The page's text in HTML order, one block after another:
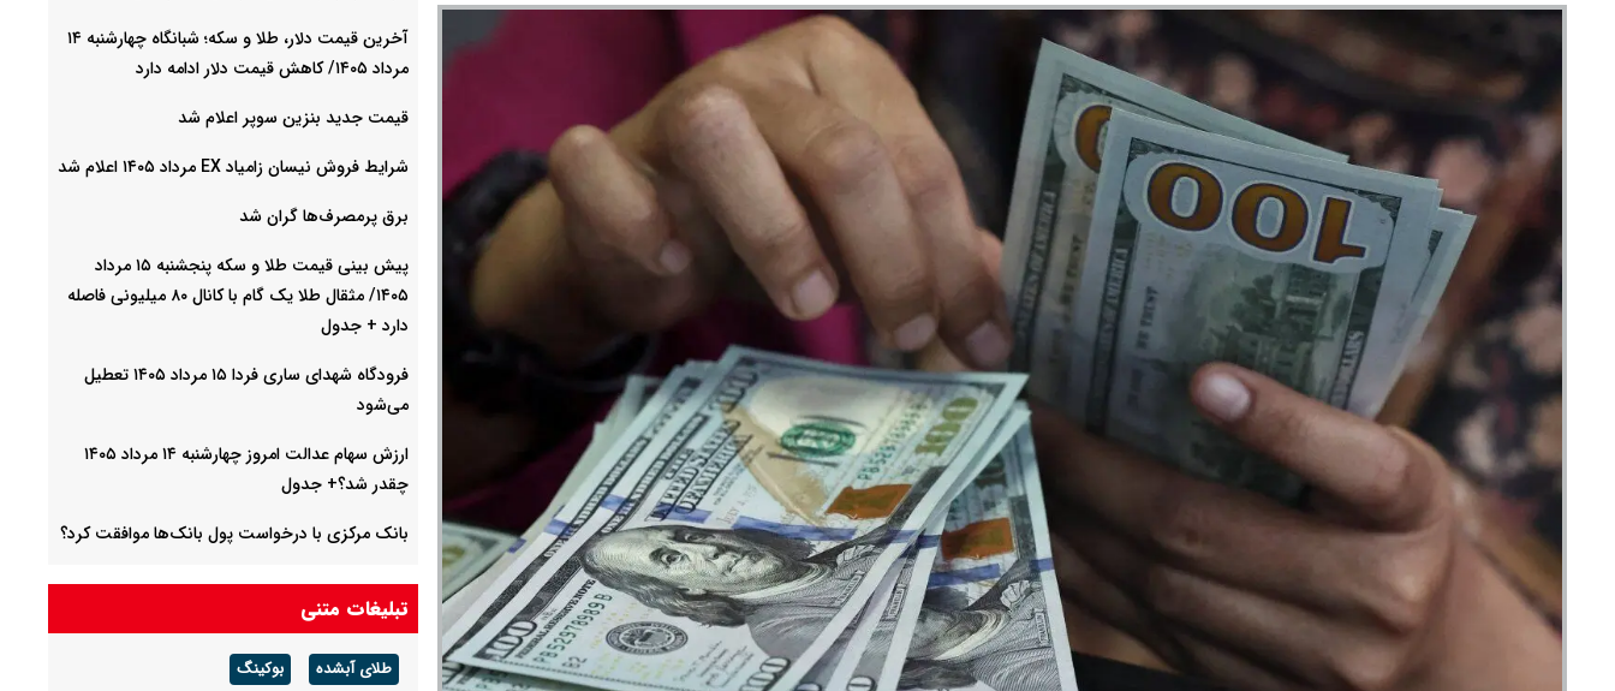
آخرین قیمت دلار، طلا و سکه؛ شبانگاه چهارشنبه ۱۴
مرداد ۱۴۰۵/ کاهش قیمت دلار ادامه دارد
قیمت جدید بنزین سوپر اعلام شد
شرایط فروش نیسان زامیاد EX مرداد ۱۴۰۵ اعلام شد
برق پرمصرف‌ها گران شد
پیش‌ بینی قیمت طلا و سکه پنجشنبه ۱۵ مرداد
۱۴۰۵/ مثقال طلا یک گام با کانال ۸۰ میلیونی فاصله
دارد + جدول
فرودگاه شهدای ساری فردا ۱۵ مرداد ۱۴۰۵ تعطیل
می‌شود
ارزش سهام عدالت امروز چهارشنبه ۱۴ مرداد ۱۴۰۵
چقدر شد؟+ جدول
بانک مرکزی با درخواست پول بانک‌ها موافقت کرد؟
پیش بینی قیمت دلار فردا پنجشنبه ۱۵ مرداد ۱۴۰۵ /
احتمال عقب‌نشینی دلار به سمت ۱۸۰ هزار تومانی
تبلیغات متنی
طلای آبشده بوکینگ